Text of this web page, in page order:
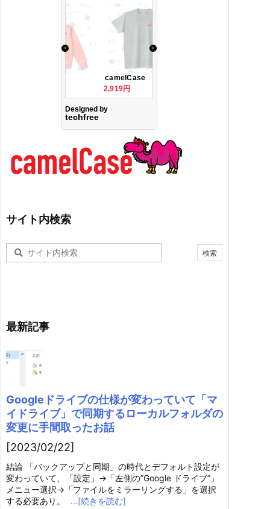
サイト内検索
最新記事
Googleドライブの仕様が変わっていて「マ
イドライブ」で同期するローカルフォルダの
変更に手間取ったお話
[2023/02/22]
結論 「バックアップと同期」の時代とデフォルト設定が
変わっていて、「設定」→「左側の”Google ドライブ”」
メニュー選択→「ファイルをミラーリングする」を選択
する必要あり。
…[続きを読む]